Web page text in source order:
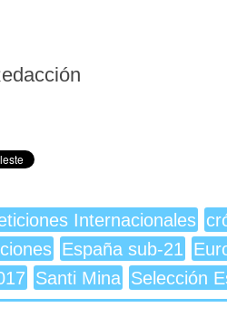
Internacionales
España sub-21
Santi Mina Selección